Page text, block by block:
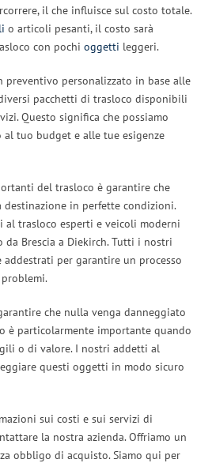
il che influisce sul costo totale.
o articoli pesanti, il costo sarà
con pochi oggetti leggeri.
preventivo personalizzato in base alle
pacchetti di trasloco disponibili
Questo significa che possiamo
tuo budget e alle tue esigenze
del trasloco è garantire che
in perfette condizioni.
al trasloco esperti e veicoli moderni
Brescia a Diekirch. Tutti i nostri
per garantire un processo
che nulla venga danneggiato
è particolarmente importante quando
o di valore. I nostri addetti al
questi oggetti in modo sicuro
sui costi e sui servizi di
la nostra azienda. Offriamo un
obbligo di acquisto. Siamo qui per